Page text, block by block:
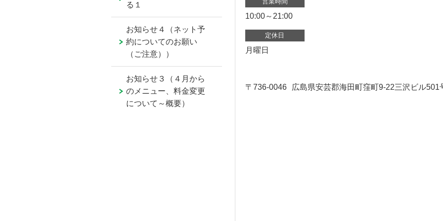
10:00～21:00
定休日
月曜日
〒736-0046 広島県安芸郡海田町窪町9-22三沢ビル501
る１
お知らせ４（ネット予
約についてのお願い
（ご注意））
お知らせ３（４月から
のメニュー、料金変更
について～概要）